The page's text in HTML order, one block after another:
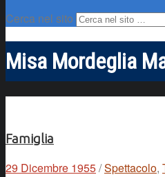
Cerca nel sito
Misa Mordeglia
Famiglia
29 Dicembre 1955/Spettacolo,